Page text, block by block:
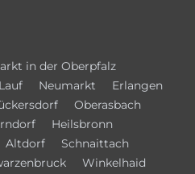
in der Oberpfalz
Lauf Neumarkt
Erlangen
Oberasbach
Heilsbronn
Altdorf
Schnaittach
Winkelhaid